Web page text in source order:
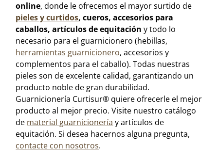
online, donde le ofrecemos el mayor surtido de
pieles y curtidos, cueros, accesorios para
caballos, artículos de equitación y todo lo
necesario para el guarnicionero (hebillas,
herramientas guarnicionero, accesorios y
complementos para el caballo). Todas nuestras
pieles son de excelente calidad, garantizando un
producto noble de gran durabilidad.
Guarnicionería Curtisur® quiere ofrecerle el mejor
producto al mejor precio. Visite nuestro catálogo
de material guarnicionería y artículos de
equitación. Si desea hacernos alguna pregunta,
contacte con nosotros.